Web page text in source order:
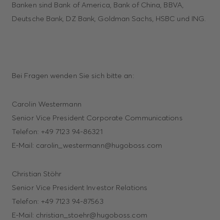
Banken sind Bank of America, Bank of China, BBVA,
Deutsche Bank, DZ Bank, Goldman Sachs, HSBC und ING.
Bei Fragen wenden Sie sich bitte an:
Carolin Westermann
Senior Vice President Corporate Communications
Telefon: +49 7123 94-86321
E-Mail: carolin_westermann@hugoboss.com
Christian Stöhr
Senior Vice President Investor Relations
Telefon: +49 7123 94-87563
E-Mail: christian_stoehr@hugoboss.com